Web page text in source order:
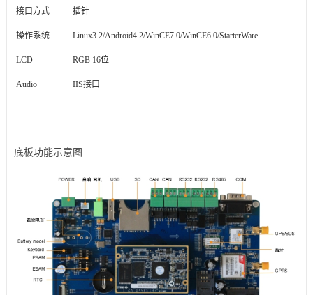
接口方式 插针
操作系统 Linux3.2/Android4.2/WinCE7.0/WinCE6.0/StarterWare
LCD RGB 16位
Audio IIS接口
底板功能示意图